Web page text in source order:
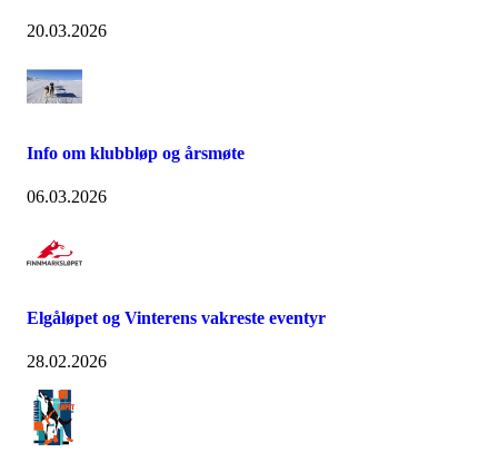
20.03.2026
Info om klubbløp og årsmøte
06.03.2026
Elgåløpet og Vinterens vakreste eventyr
28.02.2026